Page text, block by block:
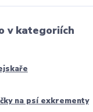
v kategoriích
na psí exkrementy